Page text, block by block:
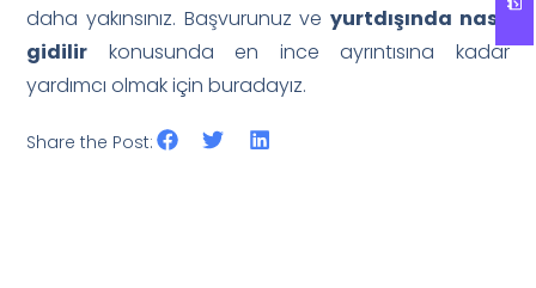
daha yakınsınız. Başvurunuz ve yurtdışında nasıl
gidilir konusunda en ince ayrıntısına kadar
yardımcı olmak için buradayız.
Share the Post: